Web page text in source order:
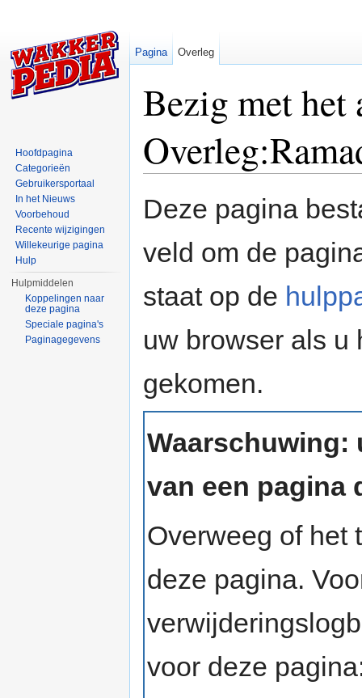
Bezig met het
Deze pagina
veld om de
staat op de
uw browser als u
gekomen.
Waarschuwing:
van een pagina
Overweeg of het
deze pagina.
voor deze
Pagina Overleg
Hoofdpagina
Categorieën
Gebruikersportaal
In het Nieuws
Voorbehoud
Recente wijzigingen
Willekeurige pagina
Hulp
Hulpmiddelen
Koppelingen naar
deze pagina
Speciale pagina's
Paginagegevens